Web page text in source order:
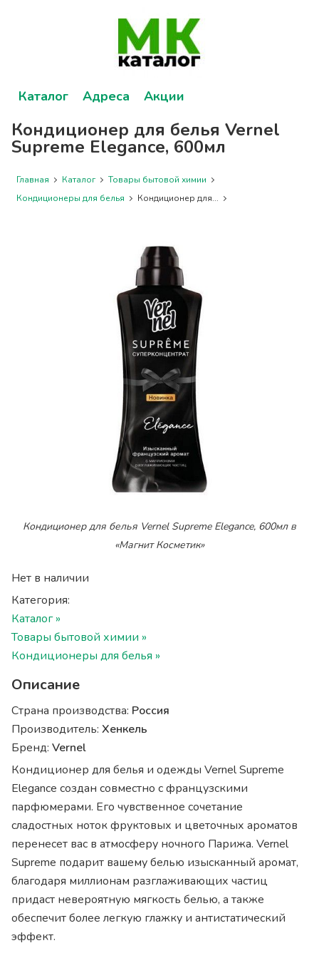
Каталог Адреса Акции
Кондиционер для белья Vernel
Supreme Elegance, 600мл
Главная Каталог
Товары бытовой химии
Кондиционеры для белья
Кондиционер для...
Кондиционер для белья Vernel Supreme Elegance, 600мл в
«Магнит Косметик»
Нет в наличии
Категория:
Каталог »
Товары бытовой химии »
Кондиционеры для белья »
Описание
Страна производства: Россия
Производитель:Хенкель
Бренд:Vernel
Кондиционер для белья и одежды Vernel Supreme
Elegance создан совместно с французскими
парфюмерами. Его чувственное сочетание
сладостных ноток фруктовых и цветочных ароматов
перенесет вас в атмосферу ночного Парижа. Vernel
Supreme подарит вашему белью изысканный аромат,
благодаря миллионам разглаживающих частиц
придаст невероятную мягкость белью, а также
обеспечит более легкую глажку и антистатический
эффект.